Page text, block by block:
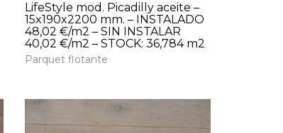
LifeStyle mod. Picadilly aceite –
15x190x2200 mm. – INSTALADO
48,02 €/m2 – SIN INSTALAR
40,02 €/m2 – STOCK: 36,784 m2
Parquet flotante